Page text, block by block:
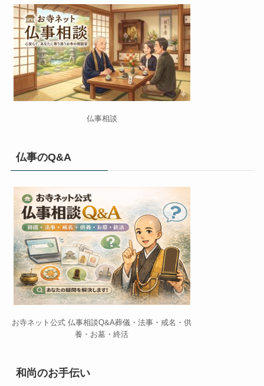
仏事相談
仏事のQ&A
お寺ネット公式 仏事相談Q&A葬儀・法事・戒名・供
養・お墓・終活
和尚のお手伝い